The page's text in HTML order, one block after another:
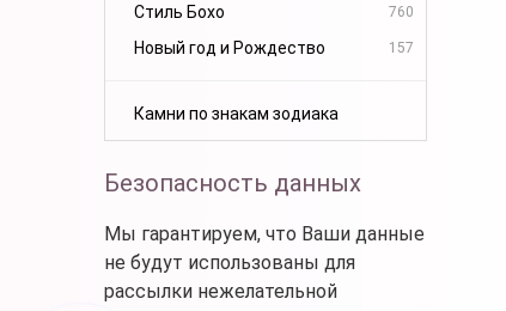
Стиль Бохо 760
Новый год и Рождество 157
Камни по знакам зодиака
Безопасность данных
Мы гарантируем, что Ваши данные
не будут использованы для
рассылки нежелательной